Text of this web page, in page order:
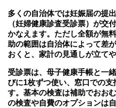
多くの自治体では妊娠届の提
（妊婦健康診査受診票）が交
かなえます。 ただし全額が無
助の範囲は自治体によって差
おくと、家計の見通しが立て
受診票は、母子健康手帳と一
びに1枚ずつ使い、窓口での
す。基本の検査は補助でおお
の検査や自費のオプションは